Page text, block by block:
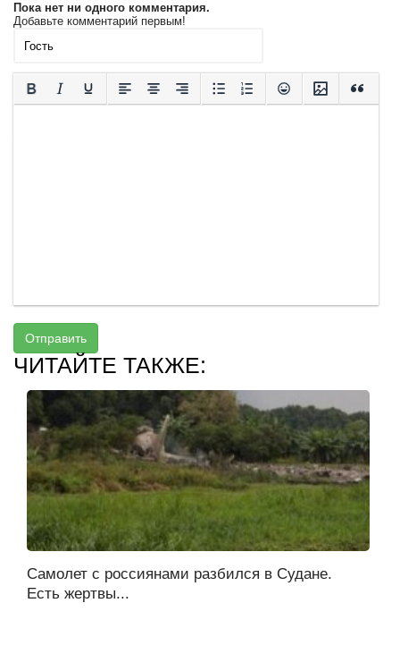
Пока нет ни одного комментария.
Добавьте комментарий первым!
Отправить
ЧИТАЙТЕ ТАКЖЕ:
Самолет с россиянами разбился в Судане.
Есть жертвы...